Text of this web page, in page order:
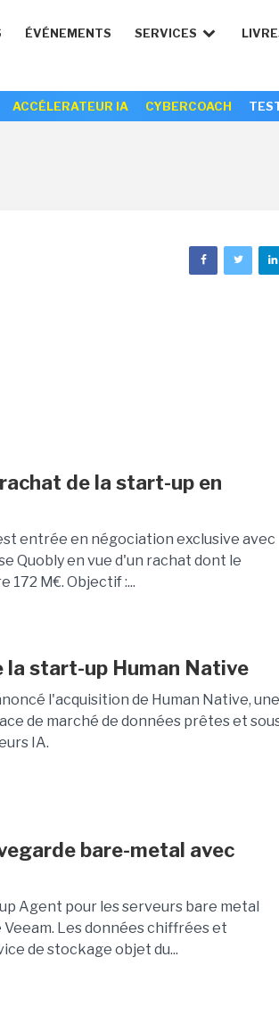
ÉVÉNEMENTS SERVICES
ACCÉLERATEUR IA CYBERCOACH
de la start-up en
entrée en négociation exclusive avec
Quobly en vue d'un rachat dont le
M€. Objectif :...
la start-up Human Native
l'acquisition de Human Native, une
de marché de données prêtes et
IA.
bare-metal avec
Agent pour les serveurs bare metal
Les données chiffrées et
de stockage objet du...